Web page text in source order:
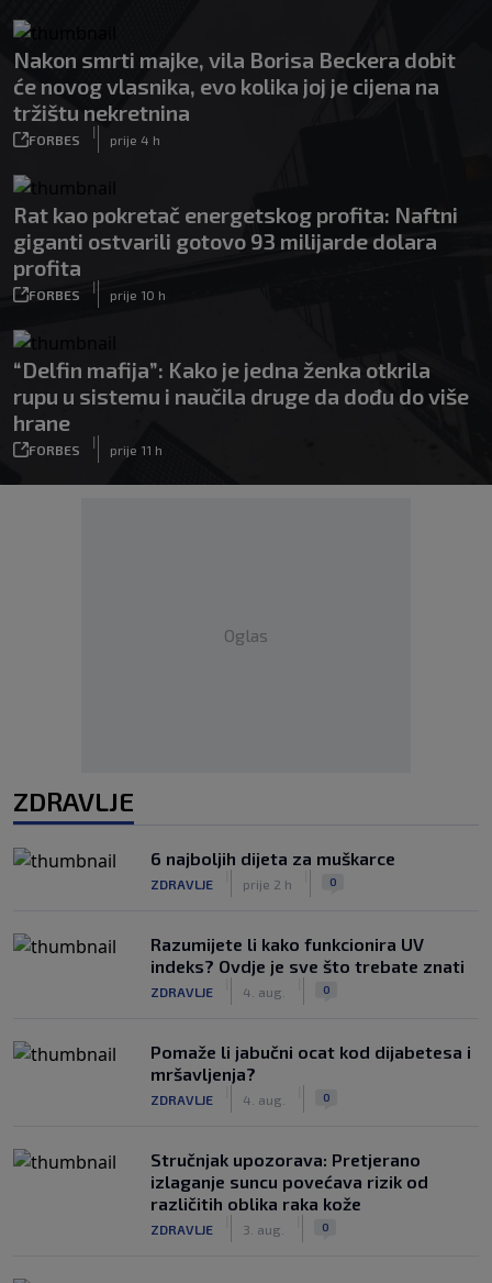
Nakon smrti majke, vila Borisa Beckera dobit
će novog vlasnika, evo kolika joj je cijena na
tržištu nekretnina
FORBES
|
prije 4 h
Rat kao pokretač energetskog profita: Naftni
giganti ostvarili gotovo 93 milijarde dolara
profita
FORBES
|
prije 10 h
“Delfin mafija”: Kako je jedna ženka otkrila
rupu u sistemu i naučila druge da dođu do više
hrane
FORBES
|
prije 11 h
Oglas
ZDRAVLJE
6 najboljih dijeta za muškarce
ZDRAVLJE prije 2 h 0
Razumijete li kako funkcionira UV
indeks? Ovdje je sve što trebate znati
ZDRAVLJE 4. aug. 0
Pomaže li jabučni ocat kod dijabetesa i
mršavljenja?
ZDRAVLJE 4. aug. 0
Stručnjak upozorava: Pretjerano
izlaganje suncu povećava rizik od
različitih oblika raka kože
ZDRAVLJE 3. aug. 0